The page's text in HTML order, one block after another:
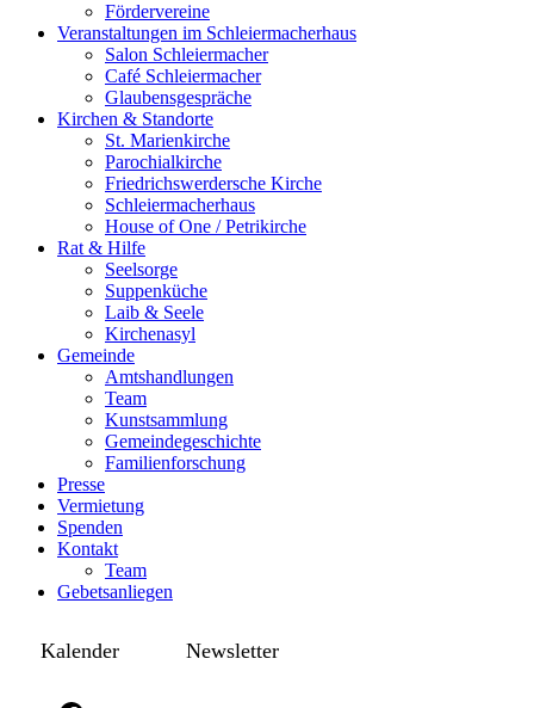
Fördervereine
Veranstaltungen im Schleiermacherhaus
Salon Schleiermacher
Café Schleiermacher
Glaubensgespräche
Kirchen & Standorte
St. Marienkirche
Parochialkirche
Friedrichswerdersche Kirche
Schleiermacherhaus
House of One / Petrikirche
Rat & Hilfe
Seelsorge
Suppenküche
Laib & Seele
Kirchenasyl
Gemeinde
Amtshandlungen
Team
Kunstsammlung
Gemeindegeschichte
Familienforschung
Presse
Vermietung
Spenden
Kontakt
Team
Gebetsanliegen
Kalender Newsletter